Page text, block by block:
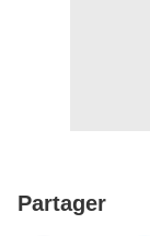
Partager